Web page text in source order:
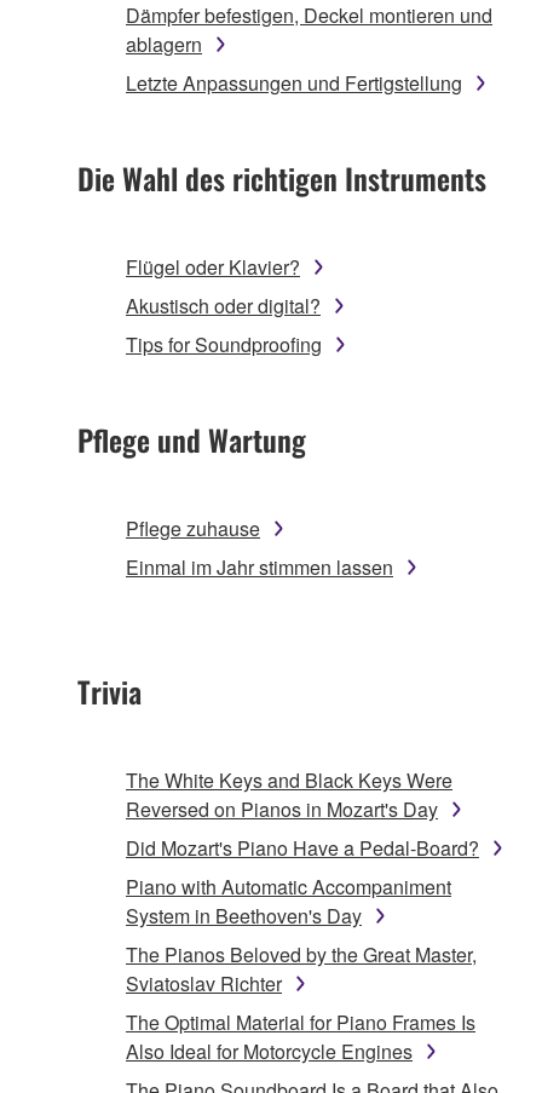
Dämpfer befestigen, Deckel montieren und
ablagern
Letzte Anpassungen und Fertigstellung
Die Wahl des richtigen Instruments
Flügel oder Klavier?
Akustisch oder digital?
Tips for Soundproofing
Pflege und Wartung
Pflege zuhause
Einmal im Jahr stimmen lassen
Trivia
The White Keys and Black Keys Were
Reversed on Pianos in Mozart's Day
Did Mozart's Piano Have a Pedal-Board?
Piano with Automatic Accompaniment
System in Beethoven's Day
The Pianos Beloved by the Great Master,
Sviatoslav Richter
The Optimal Material for Piano Frames Is
Also Ideal for Motorcycle Engines